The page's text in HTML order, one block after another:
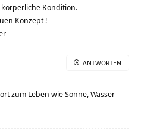
Kondition.
Konzept !
zum Leben wie Sonne, Wasser
ANTWORTEN